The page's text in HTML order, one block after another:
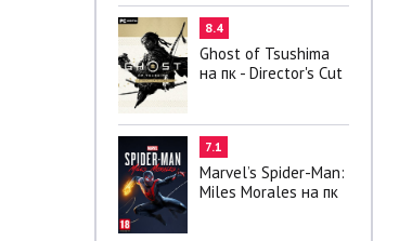
8.4
Ghost of Tsushima
на пк - Director's Cut
7.1
Marvel’s Spider-Man:
Miles Morales на пк